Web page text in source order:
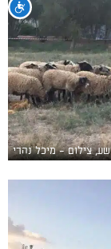
צילום - מיכל נהרי